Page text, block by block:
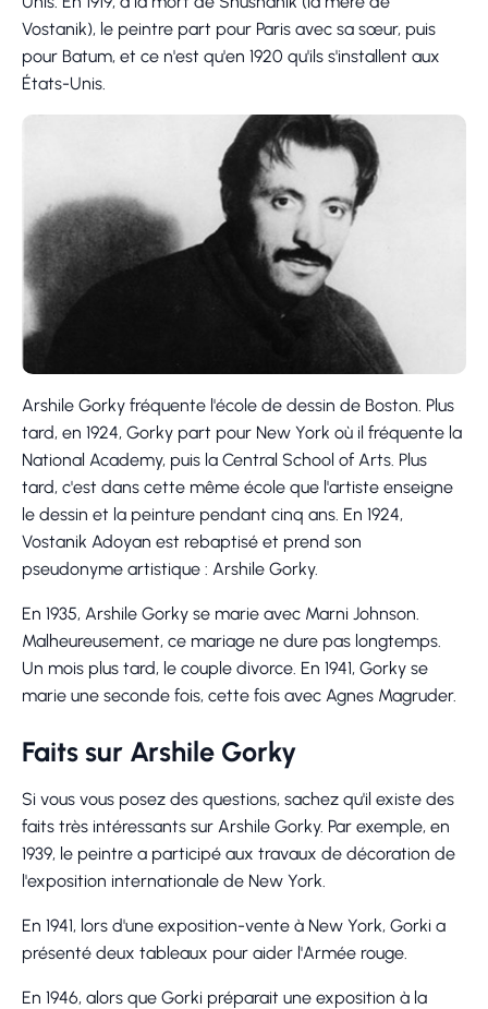
Vostanik), le peintre part pour Paris avec sa sœur, puis
pour Batum, et ce n'est qu'en 1920 qu'ils s'installent aux
États-Unis.
Arshile Gorky fréquente l'école de dessin de Boston. Plus
tard, en 1924, Gorky part pour New York où il fréquente la
National Academy, puis la Central School of Arts. Plus
tard, c'est dans cette même école que l'artiste enseigne
le dessin et la peinture pendant cinq ans. En 1924,
Vostanik Adoyan est rebaptisé et prend son
pseudonyme artistique : Arshile Gorky.
En 1935, Arshile Gorky se marie avec Marni Johnson.
Malheureusement, ce mariage ne dure pas longtemps.
Un mois plus tard, le couple divorce. En 1941, Gorky se
marie une seconde fois, cette fois avec Agnes Magruder.
Faits sur Arshile Gorky
Si vous vous posez des questions, sachez qu'il existe des
faits très intéressants sur Arshile Gorky. Par exemple, en
1939, le peintre a participé aux travaux de décoration de
l'exposition internationale de New York.
En 1941, lors d'une exposition-vente à New York, Gorki a
présenté deux tableaux pour aider l'Armée rouge.
En 1946, alors que Gorki préparait une exposition à la